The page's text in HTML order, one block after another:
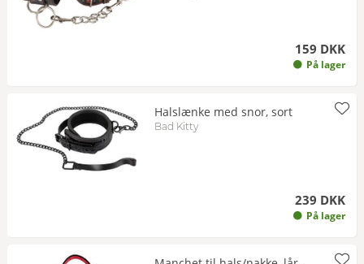
159 DKK
På lager
Halslænke med snor, sort
Bad Kitty
239 DKK
På lager